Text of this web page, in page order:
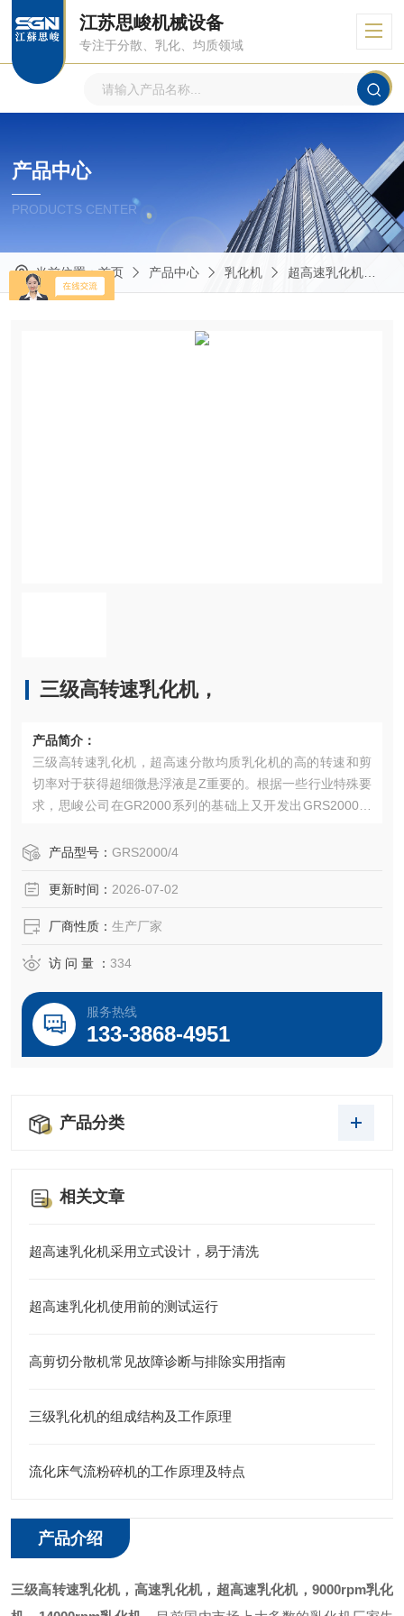
江苏思峻机械设备
专注于分散、乳化、均质领域
产品中心
PRODUCTS CENTER
当前位置：首页 产品中心 乳化机 超高速乳化机
三级高转速乳化机，
产品简介：
三级高转速乳化机，超高速分散均质乳化机的高的转速和剪
切率对于获得超细微悬浮液是Z重要的。根据一些行业特殊要
求，思峻公司在GR2000系列的基础上又开发出GRS2000超
的速度可以达到66m/s。在该速度范围内，由剪切力所造成的
力更强，乳液的粒经分布更窄。由于能量密度*,无需其他辅助
产品型号： GRS2000/4
更新时间： 2026-07-02
厂商性质： 生产厂家
访 问 量 ： 334
服务热线
133-3868-4951
产品分类
相关文章
超高速乳化机采用立式设计，易于清洗
超高速乳化机使用前的测试运行
高剪切分散机常见故障诊断与排除实用指南
三级乳化机的组成结构及工作原理
流化床气流粉碎机的工作原理及特点
产品介绍
三级高转速乳化机，高速乳化机，超高速乳化机，9000rpm乳化